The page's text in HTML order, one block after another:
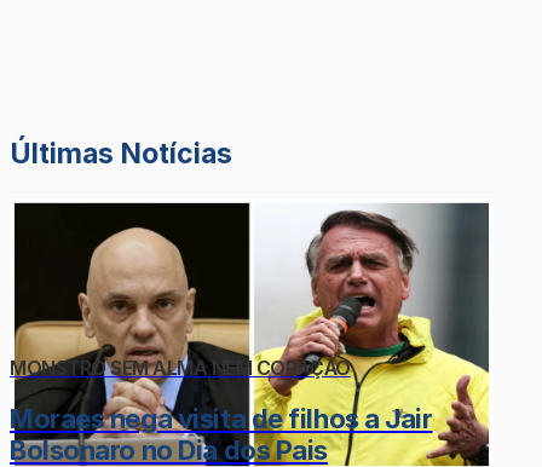
Últimas Notícias
MONSTRO SEM ALMA NEM CORAÇÃO
Moraes nega visita de filhos a Jair
Bolsonaro no Dia dos Pais